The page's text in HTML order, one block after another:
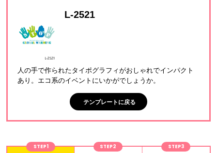
L-2521
人の手で作られたタイポグラフィがおしゃれでインパクト
あり。エコ系のイベントにいかがでしょうか。
テンプレートに戻る
STEP1 STEP2 STEP3